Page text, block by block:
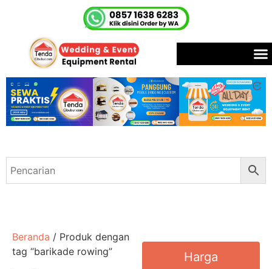
Beranda / Produk dengan
tag “barikade rowing”
Harga